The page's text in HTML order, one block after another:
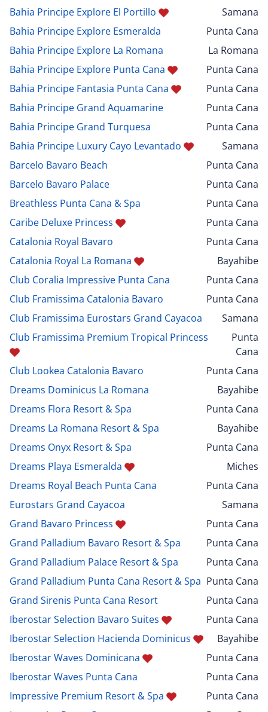
Bahia Principe Explore El Portillo
Samana
Bahia Principe Explore Esmeralda
Punta Cana
Bahia Principe Explore La Romana
La Romana
Bahia Principe Explore Punta Cana
Punta Cana
Bahia Principe Fantasia Punta Cana
Punta Cana
Bahia Principe Grand Aquamarine
Punta Cana
Bahia Principe Grand Turquesa
Punta Cana
Bahia Principe Luxury Cayo Levantado
Samana
Barcelo Bavaro Beach
Punta Cana
Barcelo Bavaro Palace
Punta Cana
Breathless Punta Cana & Spa
Punta Cana
Caribe Deluxe Princess
Punta Cana
Catalonia Royal Bavaro
Punta Cana
Catalonia Royal La Romana
Bayahibe
Club Coralia Impressive Punta Cana
Punta Cana
Club Framissima Catalonia Bavaro
Punta Cana
Club Framissima Eurostars Grand Cayacoa
Samana
Club Framissima Premium Tropical Princess
Punta
Cana
Club Lookea Catalonia Bavaro
Punta Cana
Dreams Dominicus La Romana
Bayahibe
Dreams Flora Resort & Spa
Punta Cana
Dreams La Romana Resort & Spa
Bayahibe
Dreams Onyx Resort & Spa
Punta Cana
Dreams Playa Esmeralda
Miches
Dreams Royal Beach Punta Cana
Punta Cana
Eurostars Grand Cayacoa
Samana
Grand Bavaro Princess
Punta Cana
Grand Palladium Bavaro Resort & Spa
Punta Cana
Grand Palladium Palace Resort & Spa
Punta Cana
Grand Palladium Punta Cana Resort & Spa Punta Cana
Grand Sirenis Punta Cana Resort
Punta Cana
Iberostar Selection Bavaro Suites
Punta Cana
Iberostar Selection Hacienda Dominicus
Bayahibe
Iberostar Waves Dominicana
Punta Cana
Iberostar Waves Punta Cana
Punta Cana
Impressive Premium Resort & Spa
Punta Cana